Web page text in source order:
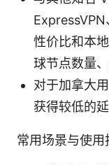
性价比和本
球节点数量
对于加拿大
获得较低的
常用场景与使用